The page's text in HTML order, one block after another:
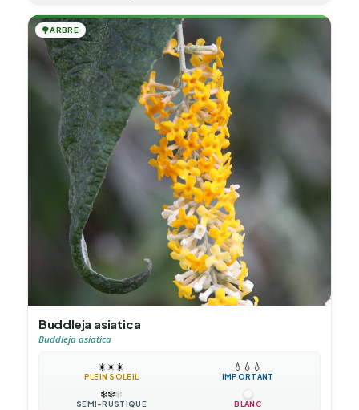
🌳ARBRE
Buddleja asiatica
Buddleja asiatica
☀️☀️☀️
PLEIN SOLEIL
💧 💧 💧
IMPORTANT
❄️❄️❄️
SEMI-RUSTIQUE BLANC